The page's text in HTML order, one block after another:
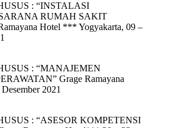
: “INSTALASI
RUMAH SAKIT
Hotel *** Yogyakarta, 09 –
: “MANAJEMEN
Grage Ramayana
2021
: “ASESOR KOMPETENSI